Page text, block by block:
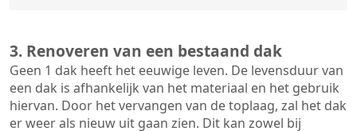
3. Renoveren van een bestaand dak
Geen 1 dak heeft het eeuwige leven. De levensduur van
een dak is afhankelijk van het materiaal en het gebruik
hiervan. Door het vervangen van de toplaag, zal het dak
er weer als nieuw uit gaan zien. Dit kan zowel bij